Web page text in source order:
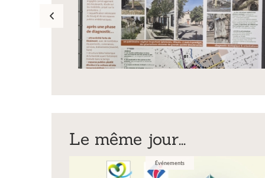
Le même jour...
Événements
Exposition
Inscription Réal'Art